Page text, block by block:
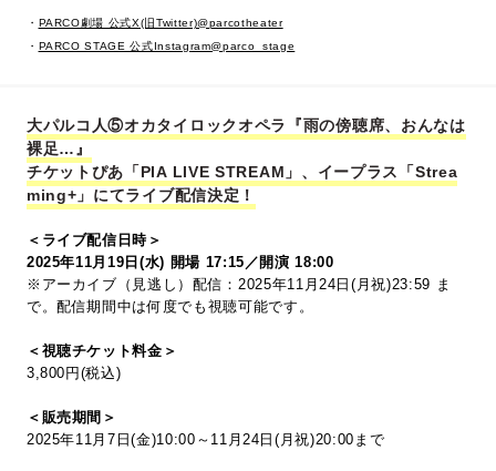
・ PARCO劇場 公式X(旧Twitter)@parcotheater
・ PARCO STAGE 公式Instagram@parco_stage
大パルコ人⑤オカタイロックオペラ『雨の傍聴席、おんなは
裸足…』
チケットぴあ「PIA LIVE STREAM」、イープラス「Strea
ming+」にてライブ配信決定！
＜ライブ配信日時＞
2025年11月19日(水) 開場 17:15／開演 18:00
※アーカイブ（見逃し）配信：2025年11月24日(月祝)23:59 ま
で。配信期間中は何度でも視聴可能です。
＜視聴チケット料金＞
3,800円(税込)
＜販売期間＞
2025年11月7日(金)10:00～11月24日(月祝)20:00まで